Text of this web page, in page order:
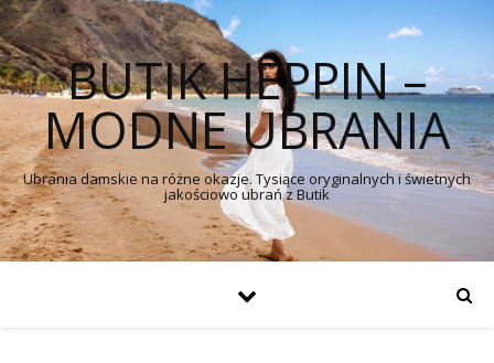
BUTIK HEPPIN –
MODNE UBRANIA
Ubrania damskie na różne okazje. Tysiące oryginalnych i świetnych
jakościowo ubrań z Butik